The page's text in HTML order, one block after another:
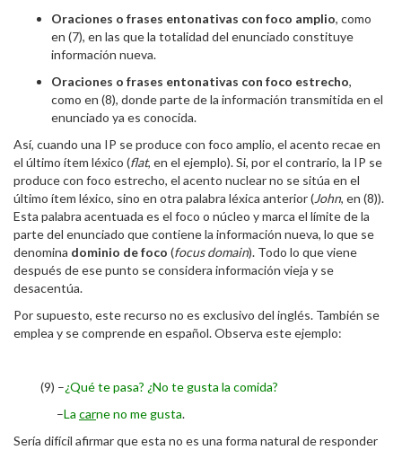
Oraciones o frases entonativas con foco amplio, como
en (7), en las que la totalidad del enunciado constituye
información nueva.
Oraciones o frases entonativas con foco estrecho,
como en (8), donde parte de la información transmitida en el
enunciado ya es conocida.
Así, cuando una IP se produce con foco amplio, el acento recae en
el último ítem léxico (flat, en el ejemplo). Si, por el contrario, la IP se
produce con foco estrecho, el acento nuclear no se sitúa en el
último ítem léxico, sino en otra palabra léxica anterior (John, en (8)).
Esta palabra acentuada es el foco o núcleo y marca el límite de la
parte del enunciado que contiene la información nueva, lo que se
denomina dominio de foco (focus domain). Todo lo que viene
después de ese punto se considera información vieja y se
desacentúa.
Por supuesto, este recurso no es exclusivo del inglés. También se
emplea y se comprende en español. Observa este ejemplo:
(9) –¿Qué te pasa? ¿No te gusta la comida?
–La carne no me gusta.
Sería difícil afirmar que esta no es una forma natural de responder